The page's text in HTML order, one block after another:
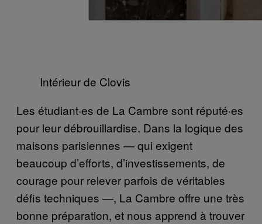
Intérieur de Clovis
Les étudiant·es de La Cambre sont réputé·es
pour leur débrouillardise. Dans la logique des
maisons parisiennes — qui exigent
beaucoup d’efforts, d’investissements, de
courage pour relever parfois de véritables
défis techniques —, La Cambre offre une très
bonne préparation, et nous apprend à trouver